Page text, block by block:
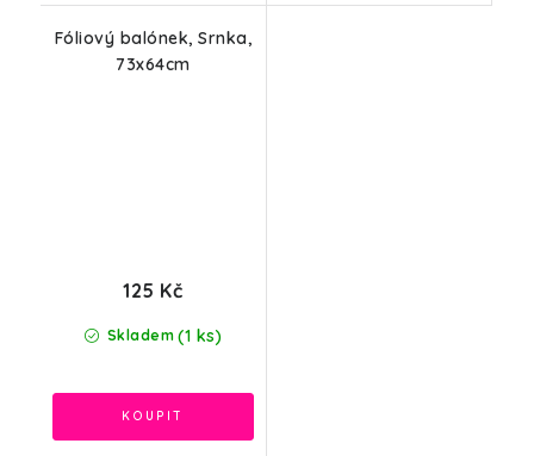
Fóliový balónek, Srnka,
73x64cm
Skladem (1 ks)
125 Kč